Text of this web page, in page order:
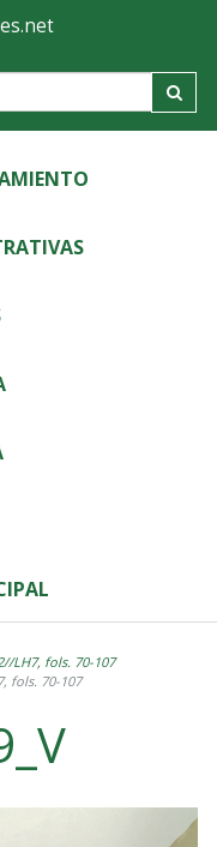
LH7, fols. 70-107
fols. 70-107